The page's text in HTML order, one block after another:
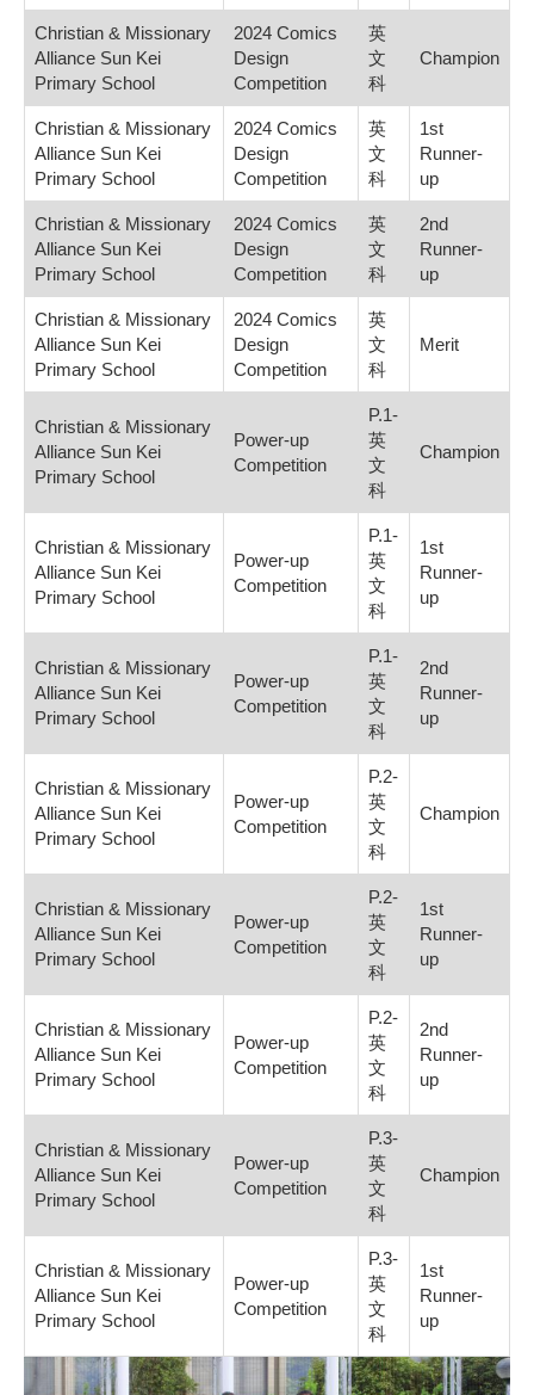
Christian & Missionary
Alliance Sun Kei
Primary School
2024 Comics
Design
Competition
英
文
科
Champion
Christian & Missionary
Alliance Sun Kei
Primary School
2024 Comics
Design
Competition
英
文
科
1st
Runner-
up
Christian & Missionary
Alliance Sun Kei
Primary School
2024 Comics
Design
Competition
英
文
科
2nd
Runner-
up
Christian & Missionary
Alliance Sun Kei
Primary School
2024 Comics
Design
Competition
英
文
科
Merit
Christian & Missionary
Alliance Sun Kei
Primary School
Power-up
Competition
P.1-
英
文
科
Champion
Christian & Missionary
Alliance Sun Kei
Primary School
Power-up
Competition
P.1-
英
文
科
1st
Runner-
up
Christian & Missionary
Alliance Sun Kei
Primary School
Power-up
Competition
P.1-
英
文
科
2nd
Runner-
up
Christian & Missionary
Alliance Sun Kei
Primary School
Power-up
Competition
P.2-
英
文
科
Champion
Christian & Missionary
Alliance Sun Kei
Primary School
Power-up
Competition
P.2-
英
文
科
1st
Runner-
up
Christian & Missionary
Alliance Sun Kei
Primary School
Power-up
Competition
P.2-
英
文
科
2nd
Runner-
up
Christian & Missionary
Alliance Sun Kei
Primary School
Power-up
Competition
P.3-
英
文
科
Champion
Christian & Missionary
Alliance Sun Kei
Primary School
Power-up
Competition
P.3-
英
文
科
1st
Runner-
up